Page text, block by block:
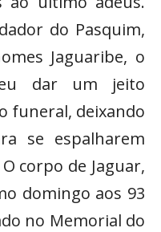
do Pasquim,
Jaguaribe, o
dar um jeito
funeral, deixando
se espalharem
corpo de Jaguar,
domingo aos 93
no Memorial do